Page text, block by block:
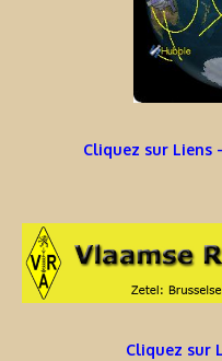
Cliquez sur
Cliquez sur